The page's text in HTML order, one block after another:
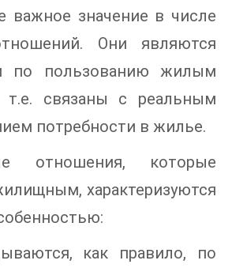
важное значение в числе
Они являются
по пользованию жилым
т.е. связаны с реальным
потребности в жилье.
отношения, которые
характеризуются
как правило, по